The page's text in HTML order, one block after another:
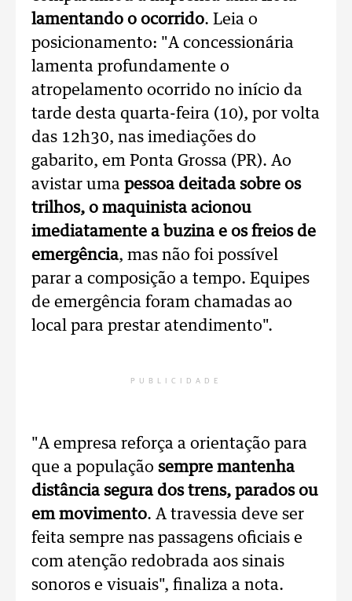
lamentando o ocorrido. Leia o
posicionamento: "A concessionária
lamenta profundamente o
atropelamento ocorrido no início da
tarde desta quarta-feira (10), por volta
das 12h30, nas imediações do
gabarito, em Ponta Grossa (PR). Ao
avistar uma pessoa deitada sobre os
trilhos, o maquinista acionou
imediatamente a buzina e os freios de
emergência, mas não foi possível
parar a composição a tempo. Equipes
de emergência foram chamadas ao
local para prestar atendimento".
PUBLICIDADE
"A empresa reforça a orientação para
que a população sempre mantenha
distância segura dos trens, parados ou
em movimento. A travessia deve ser
feita sempre nas passagens oficiais e
com atenção redobrada aos sinais
sonoros e visuais", finaliza a nota.